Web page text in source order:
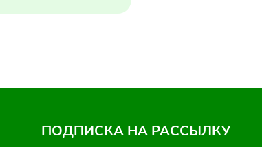
ПОДПИСКА НА РАССЫЛКУ